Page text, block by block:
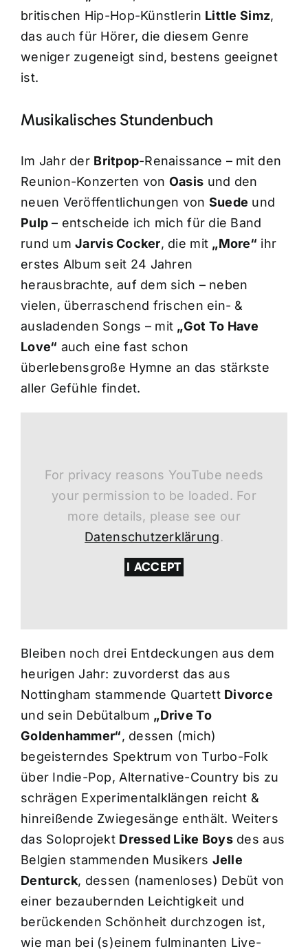
britischen Hip-Hop-Künstlerin Little Simz,
das auch für Hörer, die diesem Genre
weniger zugeneigt sind, bestens geeignet
ist.
Musikalisches Stundenbuch
Im Jahr der Britpop-Renaissance – mit den
Reunion-Konzerten von Oasis und den
neuen Veröffentlichungen von Suede und
Pulp – entscheide ich mich für die Band
rund umJarvis Cocker, die mit „More“ ihr
erstes Album seit 24 Jahren
herausbrachte, auf dem sich – neben
vielen, überraschend frischen ein- &
ausladenden Songs – mit „Got To Have
Love“ auch eine fast schon
überlebensgroße Hymne an das stärkste
aller Gefühle findet.
For privacy reasons YouTube needs
your permission to be loaded. For
more details, please see our
Datenschutzerklärung.
I ACCEPT
Bleiben noch drei Entdeckungen aus dem
heurigen Jahr: zuvorderst das aus
Nottingham stammende Quartett Divorce
und sein Debütalbum „Drive To
Goldenhammer“, dessen (mich)
begeisterndes Spektrum von Turbo-Folk
über Indie-Pop, Alternative-Country bis zu
schrägen Experimentalklängen reicht &
hinreißende Zwiegesänge enthält. Weiters
das Soloprojekt Dressed Like Boysdes aus
Belgien stammenden Musikers Jelle
Denturck, dessen (namenloses) Debüt von
einer bezaubernden Leichtigkeit und
berückenden Schönheit durchzogen ist,
wie man bei (s)einem fulminanten Live-